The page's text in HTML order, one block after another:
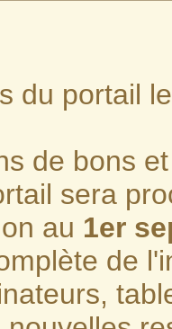
du portail
de bons
sera
au 1er
de